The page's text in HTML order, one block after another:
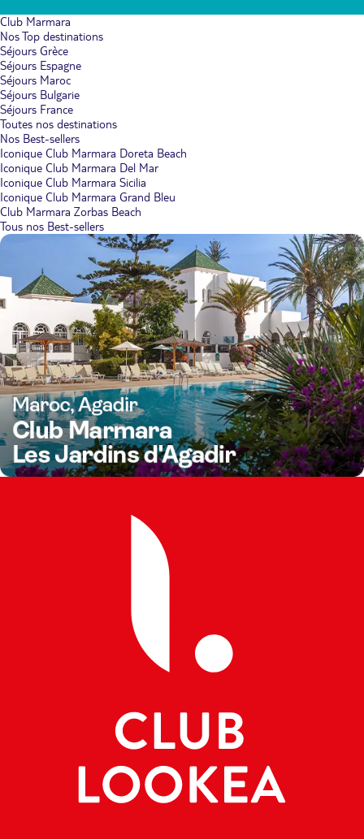
Club Marmara
Nos Top destinations
Séjours Grèce
Séjours Espagne
Séjours Maroc
Séjours Bulgarie
Séjours France
Toutes nos destinations
Nos Best-sellers
Iconique Club Marmara Doreta Beach
Iconique Club Marmara Del Mar
Iconique Club Marmara Sicilia
Iconique Club Marmara Grand Bleu
Club Marmara Zorbas Beach
Tous nos Best-sellers